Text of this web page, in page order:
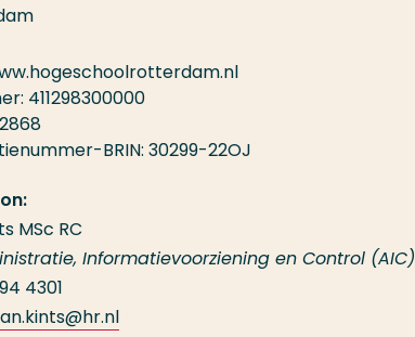
411298300000
BRIN: 30299-22OJ
MSc RC
Informatievoorziening en Control (AIC)
4301